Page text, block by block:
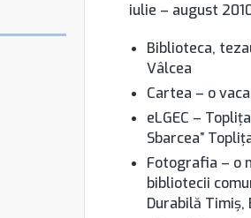
iulie – august
Biblioteca,
Vâlcea
Cartea – o
eLGEC –
Sbarcea”
Fotografia – o
bibliotecii
Durabilă